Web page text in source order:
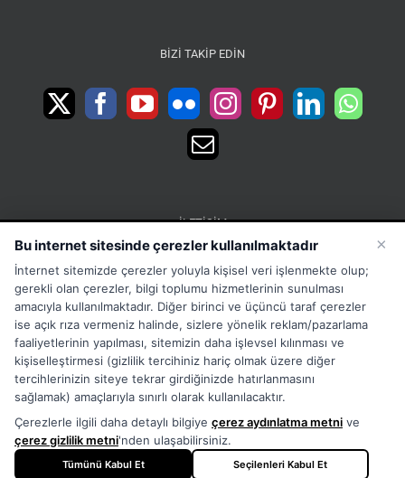
BIZI TAKIP EDIN
İLETIŞIM
15 Temmuz Mah. 1468 Sok. No:5 Güneşli Bağcılar
İstanbul Türkiye
Phone:Merkez:+902126563010 Destek:+908502228722
WhatsApp:+905333867971
Fax:+902126563005
Email:info@tora.com.tr
Web:TORA
×
Bu internet sitesinde çerezler kullanılmaktadır
İnternet sitemizde çerezler yoluyla kişisel veri işlenmekte olup;
gerekli olan çerezler, bilgi toplumu hizmetlerinin sunulması
amacıyla kullanılmaktadır. Diğer birinci ve üçüncü taraf çerezler
ise açık rıza vermeniz halinde, sizlere yönelik reklam/pazarlama
faaliyetlerinin yapılması, sitemizin daha işlevsel kılınması ve
kişiselleştirmesi (gizlilik tercihiniz hariç olmak üzere diğer
tercihlerinizin siteye tekrar girdiğinizde hatırlanmasını
sağlamak) amaçlarıyla sınırlı olarak kullanılacaktır.
Çerezlerle ilgili daha detaylı bilgiye çerez aydınlatma metni ve
çerez gizlilik metni'nden ulaşabilirsiniz.
Tümünü Kabul Et Seçilenleri Kabul Et